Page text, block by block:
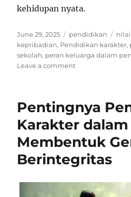
kehidupan nyata.
Posted
on
June 29, 2025 Categories
pendidikan Tags
kepribadian, Pendidikan karakter,
sekolah, peran keluarga dalam
Leave a commenton
Kehidupan:
Pendidikan
Karakter
yang
Membumi
Pentingnya
Karakter dalam
Membentuk
Berintegritas